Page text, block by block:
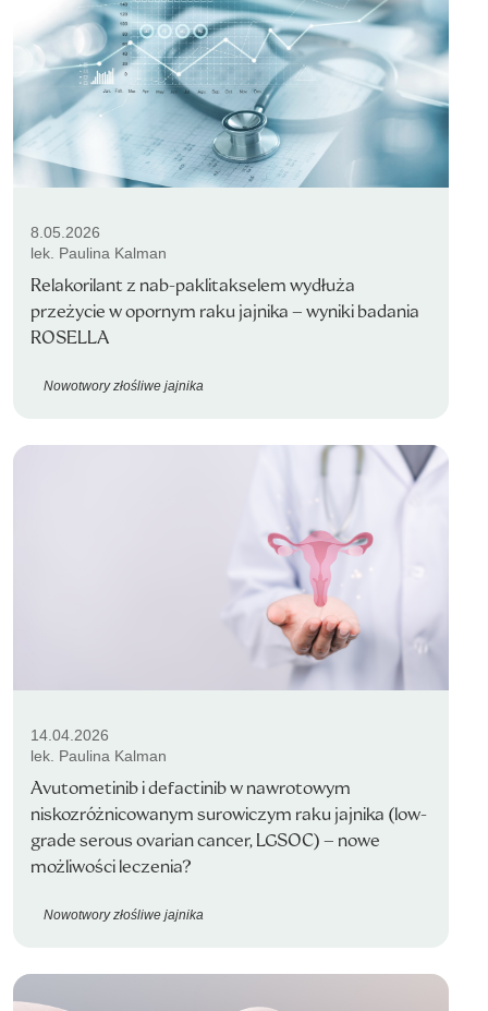
8.05.2026
lek. Paulina Kalman
Relakorilant z nab-paklitakselem wydłuża
przeżycie w opornym raku jajnika – wyniki badania
ROSELLA
Nowotwory złośliwe jajnika
14.04.2026
lek. Paulina Kalman
Avutometinib i defactinib w nawrotowym
niskozróżnicowanym surowiczym raku jajnika (low-
grade serous ovarian cancer, LGSOC) – nowe
możliwości leczenia?
Nowotwory złośliwe jajnika